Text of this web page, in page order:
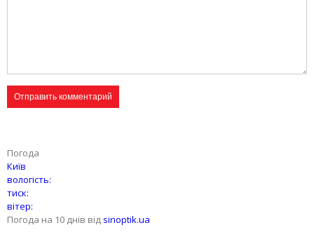
Погода
Київ
вологість:
тиск:
вітер:
Погода на 10 днів від sinoptik.ua